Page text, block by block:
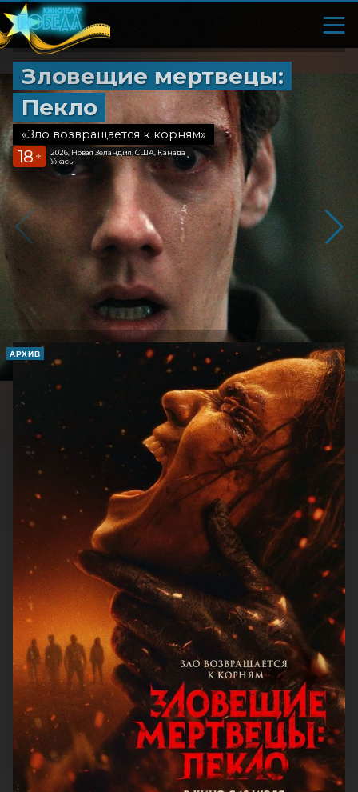
Зловещие мертвецы:
Пекло
«Зло возвращается к корням»
18 +
2026, Новая Зеландия, США, Канада
Ужасы
АРХИВ